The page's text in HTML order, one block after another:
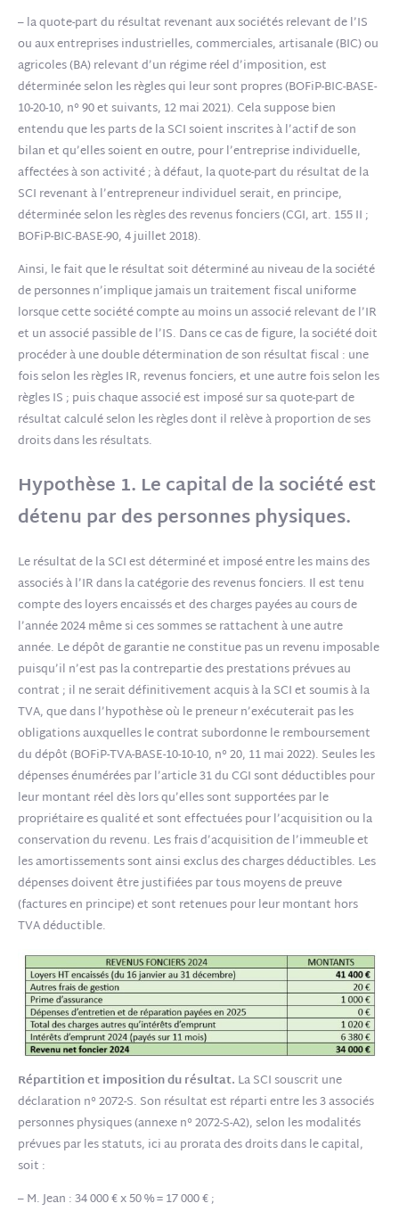
– la quote-part du résultat revenant aux sociétés relevant de l’IS
ou aux entreprises industrielles, commerciales, artisanale (BIC) ou
agricoles (BA) relevant d’un régime réel d’imposition, est
déterminée selon les règles qui leur sont propres (BOFiP-BIC-BASE-
10-20-10, n° 90 et suivants, 12 mai 2021).Cela suppose bien
entendu que les parts de la SCI soient inscrites à l’actif de son
bilan et qu’elles soient en outre, pour l’entreprise individuelle,
affectées à son activité; à défaut, la quote-part du résultat de la
SCI revenant à l’entrepreneur individuel serait, en principe,
déterminée selon les règles des revenus fonciers (CGI, art. 155 II ;
BOFiP-BIC-BASE-90, 4 juillet 2018).
Ainsi, le fait que le résultat soit déterminé au niveau de la société
de personnes n’implique jamais un traitement fiscal uniforme
lorsque cette société compte au moins un associé relevant de l’IR
et un associé passible de l’IS. Dans ce cas de figure, la société doit
procéder à une double détermination de son résultat fiscal : une
fois selon les règles IR, revenus fonciers, et une autre fois selon les
règles IS ; puis chaque associé est imposé sur sa quote-part de
résultat calculé selon les règles dont il relève à proportion de ses
droits dans les résultats.
Hypothèse 1. Le capital de la société est
détenu par des personnes physiques.
Le résultat de la SCI est déterminé et imposé entre les mains des
associés à l’IR dans la catégorie des revenus fonciers. Il est tenu
compte des loyers encaissés et des charges payées au cours de
l’année 2024 même si ces sommes se rattachent à une autre
année. Le dépôt de garantie ne constitue pas un revenu imposable
puisqu’il n’est pas la contrepartie des prestations prévues au
contrat ; il ne serait définitivement acquis à la SCI et soumis à la
TVA, que dans l’hypothèse où le preneur n’exécuterait pas les
obligations auxquelles le contrat subordonne le remboursement
du dépôt (BOFiP-TVA-BASE-10-10-10, n° 20, 11 mai 2022). Seules les
dépenses énumérées par l’article 31 du CGI sont déductibles pour
leur montant réel dès lors qu’elles sont supportées par le
propriétaire es qualité et sont effectuées pour l’acquisition ou la
conservation du revenu. Les frais d’acquisition de l’immeuble et
les amortissements sont ainsi exclus des charges déductibles. Les
dépenses doivent être justifiées par tous moyens de preuve
(factures en principe) et sont retenues pour leur montant hors
TVA déductible.
Répartition et imposition du résultat. La SCI souscrit une
déclaration n° 2072-S. Son résultat est réparti entre les 3 associés
personnes physiques (annexe n° 2072-S-A2), selon les modalités
prévues par les statuts, ici au prorata des droits dans le capital,
soit :
– M. Jean : 34 000 € x 50 % = 17 000 € ;